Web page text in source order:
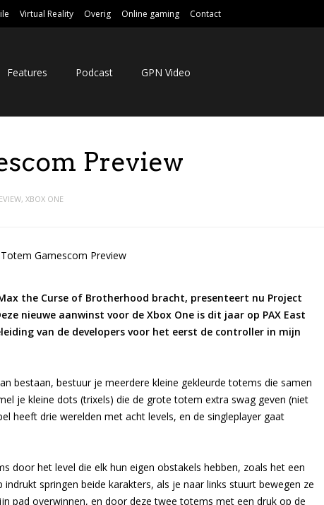
Virtual Reality Overig Online gaming Contact
Features Podcast GPN Video
Preview
, XBOX ONE
the Curse of Brotherhood bracht, presenteert nu Project
nieuwe aanwinst voor de Xbox One is dit jaar op PAX East
van de developers voor het eerst de controller in mijn
bestaan, bestuur je meerdere kleine gekleurde totems die samen
je kleine dots (trixels) die de grote totem extra swag geven (niet
heeft drie werelden met acht levels, en de singleplayer gaat
door het level die elk hun eigen obstakels hebben, zoals het een
springen beide karakters, als je naar links stuurt bewegen ze
pad overwinnen, en door deze twee totems met een druk op de